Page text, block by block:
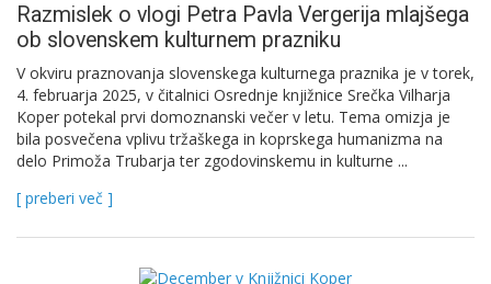
Razmislek o vlogi Petra Pavla Vergerija mlajšega
ob slovenskem kulturnem prazniku
V okviru praznovanja slovenskega kulturnega praznika je v torek,
4. februarja 2025, v čitalnici Osrednje knjižnice Srečka Vilharja
Koper potekal prvi domoznanski večer v letu. Tema omizja je
bila posvečena vplivu tržaškega in koprskega humanizma na
delo Primoža Trubarja ter zgodovinskemu in kulturne ...
[ preberi več ]